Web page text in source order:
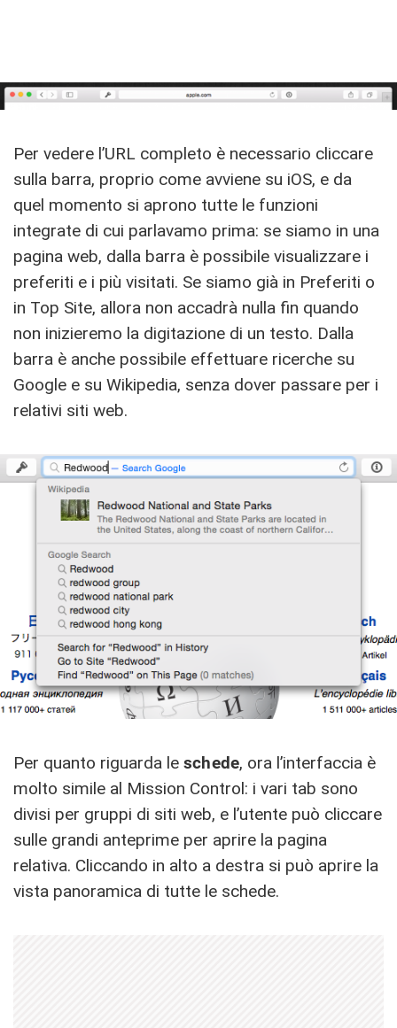
Per vedere l’URL completo è necessario cliccare
sulla barra, proprio come avviene su iOS, e da
quel momento si aprono tutte le funzioni
integrate di cui parlavamo prima: se siamo in una
pagina web, dalla barra è possibile visualizzare i
preferiti e i più visitati. Se siamo già in Preferiti o
in Top Site, allora non accadrà nulla fin quando
non inizieremo la digitazione di un testo. Dalla
barra è anche possibile effettuare ricerche su
Google e su Wikipedia, senza dover passare per i
relativi siti web.
Per quanto riguarda le schede, ora l’interfaccia è
molto simile al Mission Control: i vari tab sono
divisi per gruppi di siti web, e l’utente può cliccare
sulle grandi anteprime per aprire la pagina
relativa. Cliccando in alto a destra si può aprire la
vista panoramica di tutte le schede.